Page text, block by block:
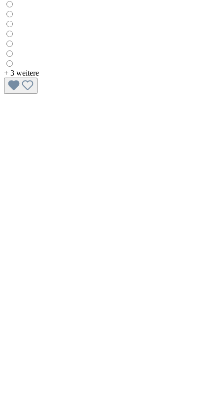
+ 3 weitere